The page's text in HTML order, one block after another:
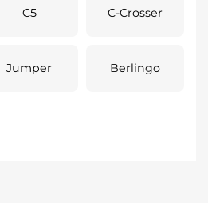
C5 C-Crosser
Jumper Berlingo